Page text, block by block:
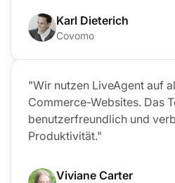
Karl Dieterich
Covomo
"Wir nutzen LiveAgent auf
Commerce-Websites. Das
benutzerfreundlich und
Produktivität."
Viviane Carter